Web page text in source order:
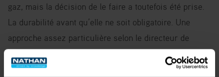
gaz, mais la décision de le faire a toutefois été prise.
La durabilité avant qu’elle ne soit obligatoire. Une
approche assez particulière selon le directeur de
l'entreprise familiale. « Il s’agit d’un travail qui a été
accepté juste après la crise. À l’époque, vous pouviez